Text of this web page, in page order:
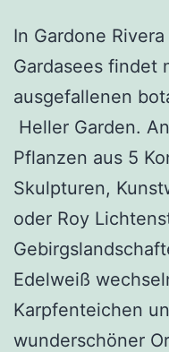
In Gardone
Gardasees findet
ausgefallenen
Heller Garden.
Pflanzen aus 5
Skulpturen,
oder Roy
Edelweiß
Karpfenteichen
wunderschöner